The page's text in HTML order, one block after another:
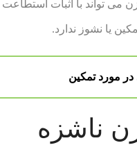
می تواند با اثبات
یا نشوز ندارد.
مورد تمکین
ناشزه